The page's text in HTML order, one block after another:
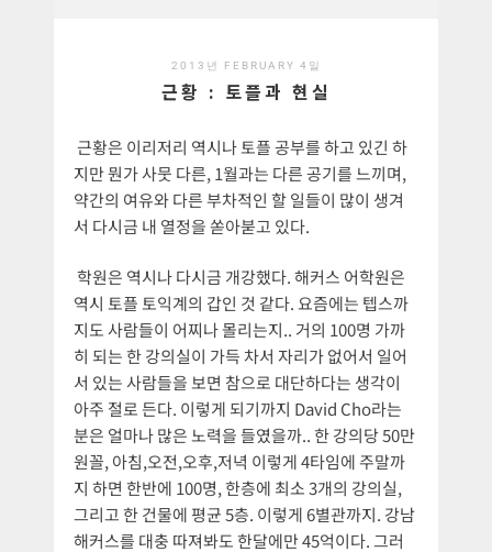
2013년 FEBRUARY 4일
근황 : 토플과 현실
근황은 이리저리 역시나 토플 공부를 하고 있긴 하
지만 뭔가 사뭇 다른, 1월과는 다른 공기를 느끼며,
약간의 여유와 다른 부차적인 할 일들이 많이 생겨
서 다시금 내 열정을 쏟아붇고 있다.
학원은 역시나 다시금 개강했다. 해커스 어학원은
역시 토플 토익계의 갑인 것 같다. 요즘에는 텝스까
지도 사람들이 어찌나 몰리는지.. 거의 100명 가까
히 되는 한 강의실이 가득 차서 자리가 없어서 일어
서 있는 사람들을 보면 참으로 대단하다는 생각이
아주 절로 든다. 이렇게 되기까지 David Cho라는
분은 얼마나 많은 노력을 들였을까.. 한 강의당 50만
원꼴, 아침,오전,오후,저녁 이렇게 4타임에 주말까
지 하면 한반에 100명, 한층에 최소 3개의 강의실,
그리고 한 건물에 평균 5층. 이렇게 6별관까지. 강남
해커스를 대충 따져봐도 한달에만 45억이다. 그러